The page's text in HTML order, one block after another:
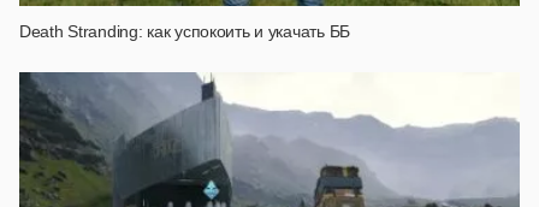
Death Stranding: как успокоить и укачать ББ